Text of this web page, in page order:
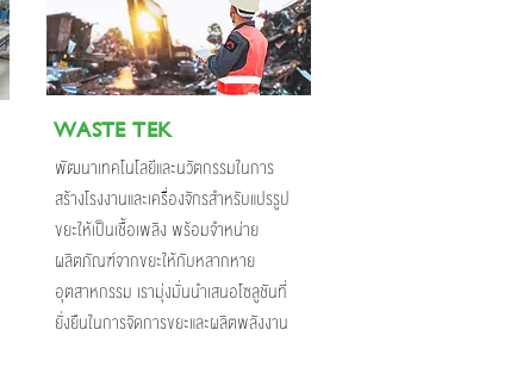
WASTE TEK
พัฒนาเทคโนโลยีและนวัตกรรมในการ
สร้างโรงงานและเครื่องจักรสำหรับแปรรูป
ขยะให้เป็นเชื้อเพลิง พร้อมจำหน่าย
ผลิตภัณฑ์จากขยะให้กับหลากหาย
อุตสาหกรรม เรามุ่งมั่นนำเสนอโซลูชันที่
ยั่งยืนในการจัดการขยะและผลิตพลังงาน